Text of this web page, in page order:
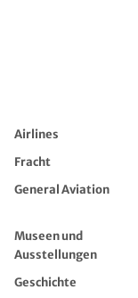
Airlines
Fracht
General Aviation
Museen und
Ausstellungen
Geschichte